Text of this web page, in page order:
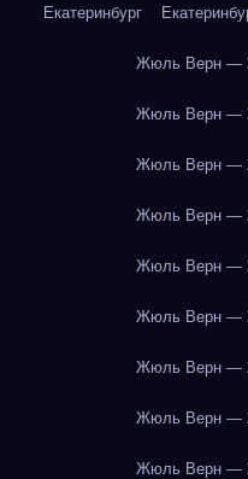
Екатеринбург
Жюль Верн —
Жюль Верн —
Жюль Верн —
Жюль Верн —
Жюль Верн —
Жюль Верн —
Жюль Верн —
Жюль Верн —
Жюль Верн —